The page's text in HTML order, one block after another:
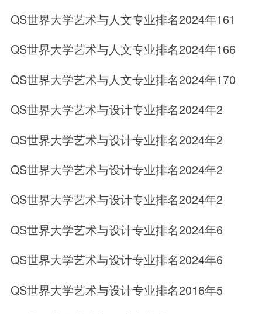
QS世界大学艺术与人文专业排名2024年161
QS世界大学艺术与人文专业排名2024年166
QS世界大学艺术与人文专业排名2024年170
QS世界大学艺术与设计专业排名2024年2
QS世界大学艺术与设计专业排名2024年2
QS世界大学艺术与设计专业排名2024年2
QS世界大学艺术与设计专业排名2024年2
QS世界大学艺术与设计专业排名2024年6
QS世界大学艺术与设计专业排名2024年6
QS世界大学艺术与设计专业排名2016年5